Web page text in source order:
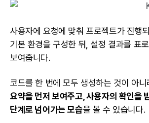
사용자에 요청에 맞춰 프로젝트가 진행
기본 환경을 구성한 뒤, 설정 결과를 표
보여줍니다.
코드를 한 번에 모두 생성하는 것이 아
요약을 먼저 보여주고, 사용자의 확인을
단계로 넘어가는 모습을 볼 수 있습니다.